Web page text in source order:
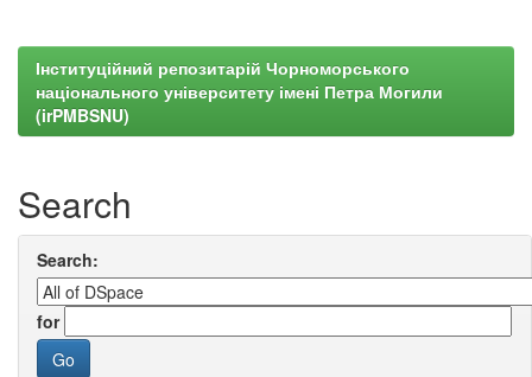
Інституційний репозитарій Чорноморського
національного університету імені Петра Могили
(irPMBSNU)
Search
Search:
for